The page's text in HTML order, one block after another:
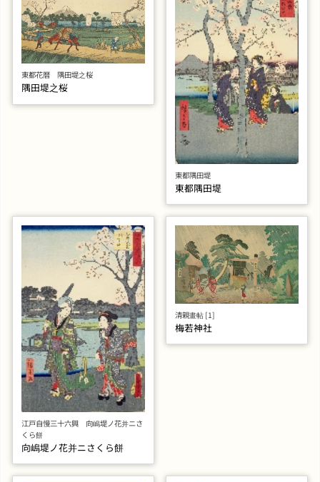
東都花暦 隅田堤之桜
隅田堤之桜
東都隅田堤
東都隅田堤
江戸自慢三十六興 向嶋堤ノ花并ニさ
くら餅
向嶋堤ノ花并ニさくら餅
清親畫帖 [1]
梅若神社